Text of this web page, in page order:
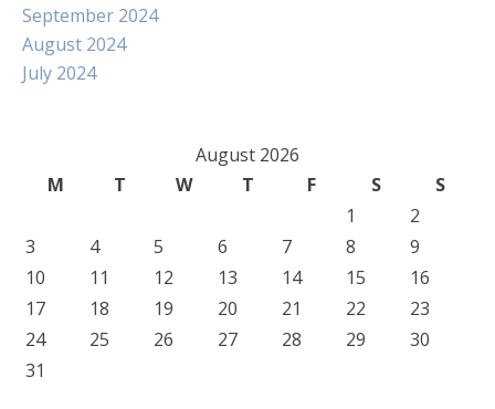
September 2024
August 2024
July 2024
August 2026
M
T W T F S
S
1
2
3
4 5 6 7 8
9
10
11 12 13 14 15
16
17
18 19 20 21 22
23
24
25 26 27 28 29
30
31